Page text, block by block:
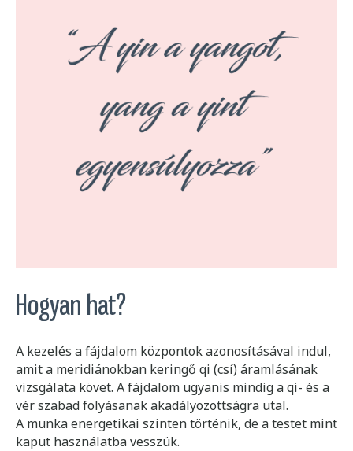
Hogyan hat?
A kezelés a fájdalom központok azonosításával indul,
amit a meridiánokban keringő qi (csí) áramlásának
vizsgálata követ. A fájdalom ugyanis mindig a qi- és a
vér szabad folyásanak akadályozottságra utal.
A munka energetikai szinten történik, de a testet mint
kaput használatba vesszük.